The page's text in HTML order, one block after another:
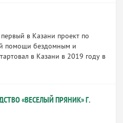
в Казани проект по
помощи бездомным и
в Казани в 2019 году в
«ВЕСЕЛЫЙ ПРЯНИК» Г.